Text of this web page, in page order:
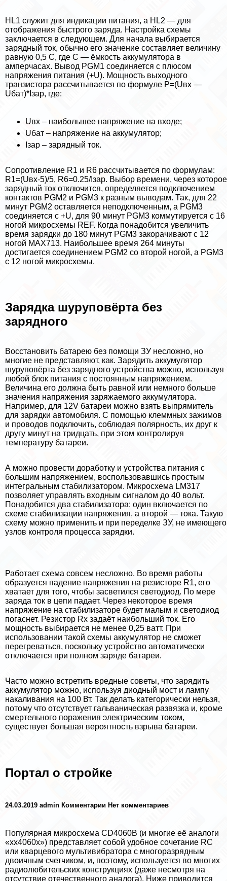
HL1 служит для индикации питания, а HL2 — для
отображения быстрого заряда. Настройка схемы
заключается в следующем. Для начала выбирается
зарядный ток, обычно его значение составляет величину
равную 0,5 C, где C — ёмкость аккумулятора в
амперчасах. Вывод PGM1 соединяется с плюсом
напряжения питания (+U). Мощность выходного
транзистора рассчитывается по формуле P=(Uвх —
Uбат)*Iзар, где:
Uвх – наибольшее напряжение на входе;
Uбат – напряжение на аккумулятор;
Iзар – зарядный ток.
Сопротивление R1 и R6 рассчитывается по формулам:
R1=(Uвх-5)/5, R6=0.25/Iзар. Выбор времени, через которое
зарядный ток отключится, определяется подключением
контактов PGM2 и PGM3 к разным выводам. Так, для 22
минут PGM2 оставляется неподключенным, а PGM3
соединяется с +U, для 90 минут PGM3 коммутируется с 16
ногой микросхемы REF. Когда понадобится увеличить
время зарядки до 180 минут PGM3 закорачивают с 12
ногой MAX713. Наибольшее время 264 минуты
достигается соединением PGM2 со второй ногой, а PGM3
с 12 ногой микросхемы.
Зарядка шуруповёрта без
зарядного
Восстановить батарею без помощи ЗУ несложно, но
многие не представляют, как. Зарядить аккумулятор
шуруповёрта без зарядного устройства можно, используя
любой блок питания с постоянным напряжением.
Величина его должна быть равной или немного больше
значения напряжения заряжаемого аккумулятора.
Например, для 12V батареи можно взять выпрямитель
для зарядки автомобиля. С помощью клеммных зажимов
и проводов подключить, соблюдая полярность, их друг к
другу минут на тридцать, при этом контролируя
температуру батареи.
А можно провести доработку и устройства питания с
большим напряжением, воспользовавшись простым
интегральным стабилизатором. Микросхема LM317
позволяет управлять входным сигналом до 40 вольт.
Понадобится два стабилизатора: один включается по
схеме стабилизации напряжения, а второй — тока. Такую
схему можно применить и при переделке ЗУ, не имеющего
узлов контроля процесса зарядки.
Работает схема совсем несложно. Во время работы
образуется падение напряжения на резисторе R1, его
хватает для того, чтобы засветился светодиод. По мере
заряда ток в цепи падает. Через некоторое время
напряжение на стабилизаторе будет малым и светодиод
погаснет. Резистор Rx задаёт наибольший ток. Его
мощность выбирается не менее 0,25 ватт. При
использовании такой схемы аккумулятор не сможет
перегреваться, поскольку устройство автоматически
отключается при полном заряде батареи.
Часто можно встретить вредные советы, что зарядить
аккумулятор можно, используя диодный мост и лампу
накаливания на 100 Вт. Так делать категорически нельзя,
потому что отсутствует гальваническая развязка и, кроме
cмepтельного поражения электрическим током,
существует большая вероятность взрыва батареи.
Портал о стройке
24.03.2019 admin Комментарии Нет комментариев
Популярная микросхема CD4060B (и многие её аналоги
«хх4060х») представляет собой удобное сочетание RC
или кварцевого мультивибратора с многоразрядным
двоичным счетчиком, и, поэтому, используется во многих
радиолюбительских конструкциях (даже несмотря на
отсутствие отечественного аналога). Ниже приводится